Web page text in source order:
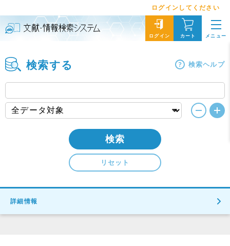
ログインしてください
ログイン カート メニュー
検索する 検索ヘルプ
検索
リセット
詳細情報